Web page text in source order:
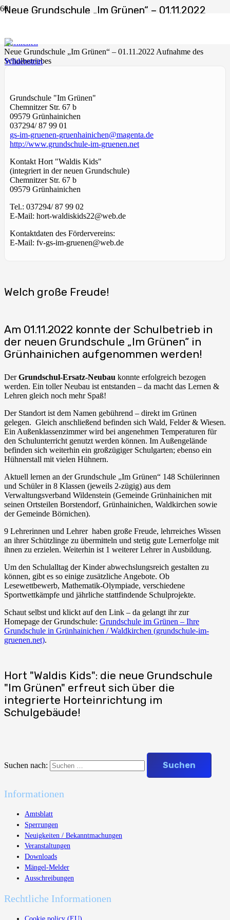
Neue Grundschule „Im Grünen“ – 01.11.2022
Börnichen
Neue Grundschule „Im Grünen“ – 01.11.2022 Aufnahme des
Schulbetriebes
Grundschule "Im Grünen"
Chemnitzer Str. 67 b
09579 Grünhainichen
037294/ 87 99 01
gs-im-gruenen-gruenhainichen@magenta.de
http://www.grundschule-im-gruenen.net
Kontakt Hort "Waldis Kids"
(integriert in der neuen Grundschule)
Chemnitzer Str. 67 b
09579 Grünhainichen
Tel.: 037294/ 87 99 02
E-Mail: hort-waldiskids22@web.de
Kontaktdaten des Fördervereins:
E-Mail: fv-gs-im-gruenen@web.de
Welch große Freude!
Am 01.11.2022 konnte der Schulbetrieb in
der neuen Grundschule „Im Grünen“ in
Grünhainichen aufgenommen werden!
DerGrundschul-Ersatz-Neubau konnte erfolgreich bezogen
werden. Ein toller Neubau ist entstanden – da macht das Lernen &
Lehren gleich noch mehr Spaß!
Der Standort ist dem Namen gebührend – direkt im Grünen
gelegen. Gleich anschließend befinden sich Wald, Felder & Wiesen.
Ein Außenklassenzimmer wird bei angenehmen Temperaturen für
den Schulunterricht genutzt werden können. Im Außengelände
befinden sich weiterhin ein großzügiger Schulgarten; ebenso ein
Hühnerstall mit vielen Hühnern.
Aktuell lernen an der Grundschule „Im Grünen“ 148 Schülerinnen
und Schüler in 8 Klassen (jeweils 2-zügig) aus dem
Verwaltungsverband Wildenstein (Gemeinde Grünhainichen mit
seinen Ortsteilen Borstendorf, Grünhainichen, Waldkirchen sowie
der Gemeinde Börnichen).
9 Lehrerinnen und Lehrer haben große Freude, lehrreiches Wissen
an ihrer Schützlinge zu übermitteln und stetig gute Lernerfolge mit
ihnen zu erzielen. Weiterhin ist 1 weiterer Lehrer in Ausbildung.
Um den Schulalltag der Kinder abwechslungsreich gestalten zu
können, gibt es so einige zusätzliche Angebote. Ob
Lesewettbewerb, Mathematik-Olympiade, verschiedene
Sportwettkämpfe und jährliche stattfindende Schulprojekte.
Schaut selbst und klickt auf den Link – da gelangt ihr zur
Homepage der Grundschule: Grundschule im Grünen – Ihre
Grundschule in Grünhainichen / Waldkirchen (grundschule-im-
gruenen.net).
Hort "Waldis Kids": die neue Grundschule
"Im Grünen" erfreut sich über die
integrierte Horteinrichtung im
Schulgebäude!
Suchen nach:
Informationen
Amtsblatt
Sperrungen
Neuigkeiten / Bekanntmachungen
Veranstaltungen
Downloads
Mängel-Melder
Ausschreibungen
Rechtliche Informationen